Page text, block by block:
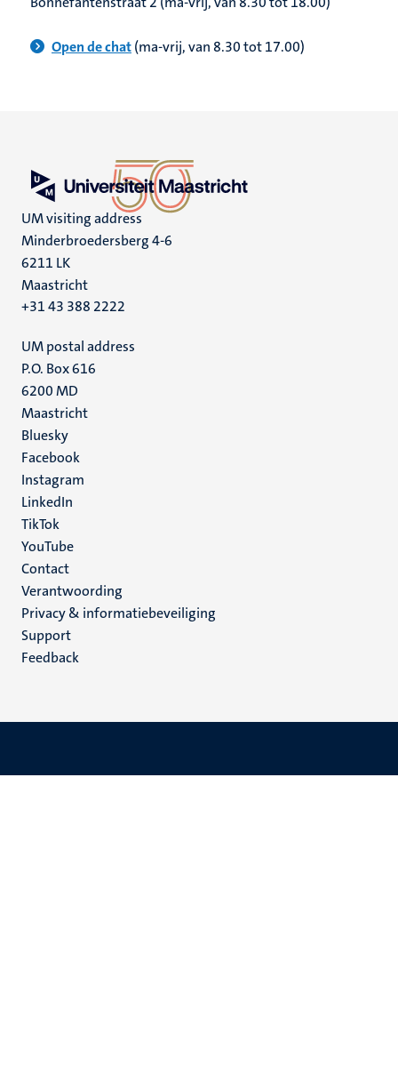
Open de chat(ma-vrij, van 8.30 tot 17.00)
UM visiting address
Minderbroedersberg 4-6
6211 LK
Maastricht
+31 43 388 2222
UM postal address
P.O. Box 616
6200 MD
Maastricht
Social
media
Bluesky
Facebook
Instagram
LinkedIn
TikTok
YouTube
Menu
footer
(NL)
Contact
Verantwoording
Privacy & informatiebeveiliging
Support
Feedback